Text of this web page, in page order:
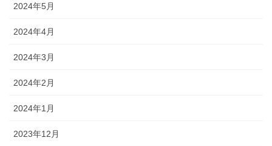
2024年5月
2024年4月
2024年3月
2024年2月
2024年1月
2023年12月